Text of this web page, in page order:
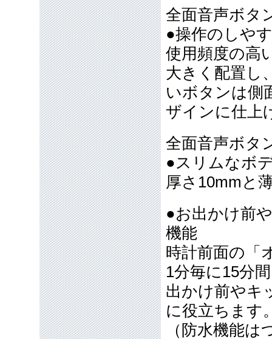
全面音声ボタ
●操作のしや
使用頻度の高
大きく配置し
いボタンは側
ザインに仕上
全面音声ボタ
●スリムなボ
厚さ10mmと
●お出かけ前
機能
時計前面の「
1分毎に15分
出かけ前やキ
に役立ちます
（防水機能